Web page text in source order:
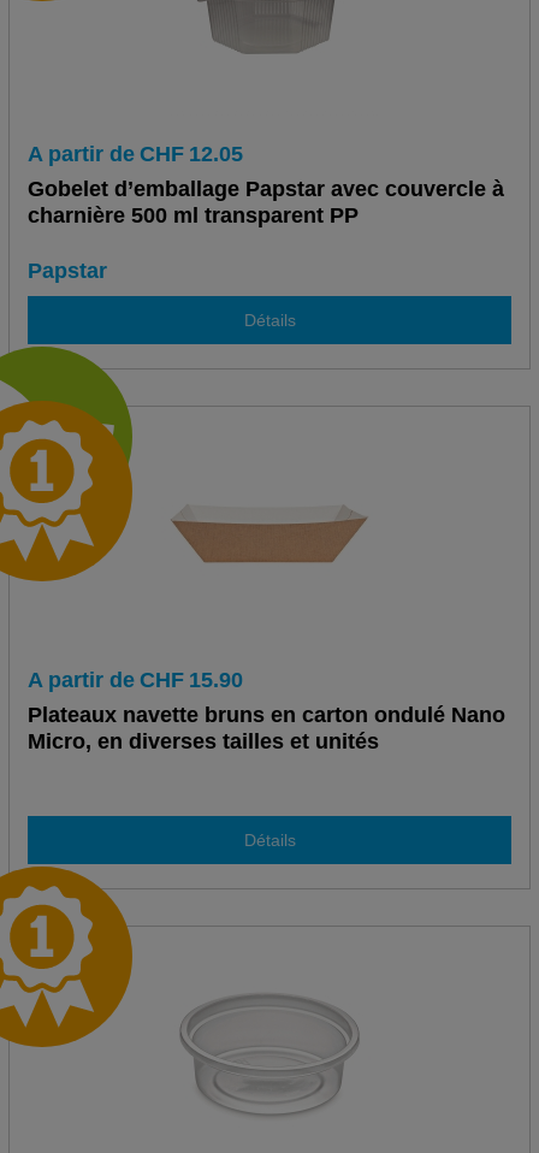
A partir de CHF 12.05
Gobelet d’emballage Papstar avec couvercle à
charnière 500 ml transparent PP
Papstar
Détails
A partir de CHF 15.90
Plateaux navette bruns en carton ondulé Nano
Micro, en diverses tailles et unités
Détails